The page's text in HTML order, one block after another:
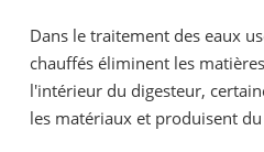
Dans le traitement des eaux
chauffés éliminent les
l'intérieur du digesteur,
les matériaux et produisent du